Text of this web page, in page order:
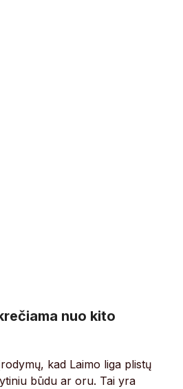
nuo kito
kad Laimo liga plistų
būdu ar oru. Tai yra